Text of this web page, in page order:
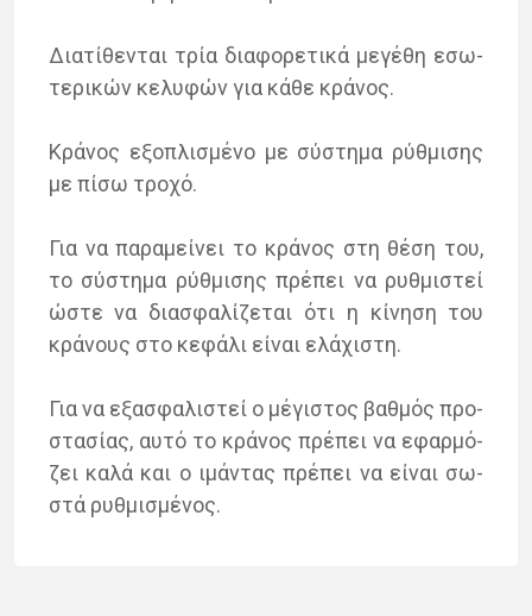
Δια­τί­θε­νται τρία δια­φο­ρε­τι­κά με­γέ­θη εσω­
τε­ρι­κών κε­λυ­φών για κάθε κρά­νος.
Κρά­νος εξο­πλι­σμέ­νο με σύ­στη­μα ρύθ­μι­σης
με πίσω τρο­χό.
Για να πα­ρα­μεί­νει το κρά­νος στη θέση του,
το σύ­στη­μα ρύθ­μι­σης πρέ­πει να ρυθ­μι­στεί
ώστε να δια­σφα­λί­ζε­ται ότι η κί­νη­ση του
κρά­νους στο κε­φά­λι εί­ναι ελά­χι­στη.
Για να εξα­σφα­λι­στεί ο μέ­γι­στος βαθ­μός προ­
στα­σί­ας, αυτό το κρά­νος πρέ­πει να εφαρ­μό­
ζει καλά και ο ιμά­ντας πρέ­πει να εί­ναι σω­
στά ρυθ­μι­σμέ­νος.